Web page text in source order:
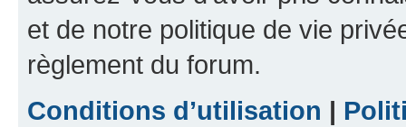
et de notre politique de vie
règlement du forum.
Conditions d’utilisation |